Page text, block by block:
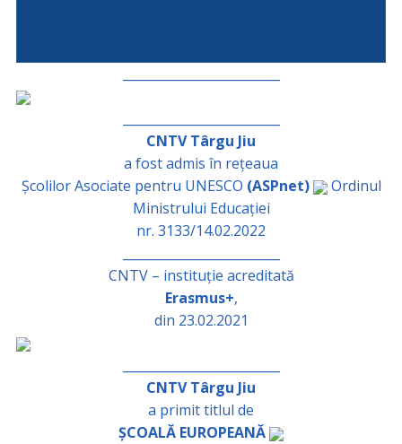
CNTV Târgu Jiu
a fost admis în rețeaua
Școlilor Asociate pentru UNESCO (ASPnet)
Ordinul
Ministrului Educației
nr. 3133/14.02.2022
CNTV – instituție acreditată
Erasmus+,
din 23.02.2021
CNTV Târgu Jiu
a primit titlul de
ȘCOALĂ EUROPEANĂ